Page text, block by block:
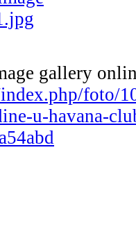
gallery
foto/
u-havana-